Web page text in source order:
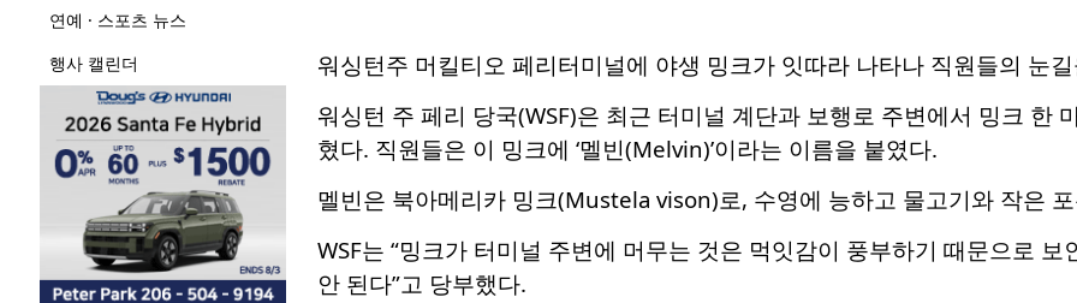
연예 · 스포츠 뉴스
행사 캘린더
워싱턴주 머킬티오 페리터미널에 야생 밍크가 잇따라 나타나 직원들의 눈
워싱턴 주 페리 당국(WSF)은 최근 터미널 계단과 보행로 주변에서 밍크 한
혔다. 직원들은 이 밍크에 ‘멜빈(Melvin)’이라는 이름을 붙였다.
멜빈은 북아메리카 밍크(Mustela vison)로, 수영에 능하고 물고기와 작은
WSF는 “밍크가 터미널 주변에 머무는 것은 먹잇감이 풍부하기 때문으로
안 된다”고 당부했다.